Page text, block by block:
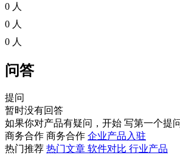
0 人
0 人
0 人
问答
提问
暂时没有回答
如果你对产品有疑问，开始 写第一个提问
商务合作 商务合作 企业产品入驻
热门推荐 热门文章 软件对比 行业产品